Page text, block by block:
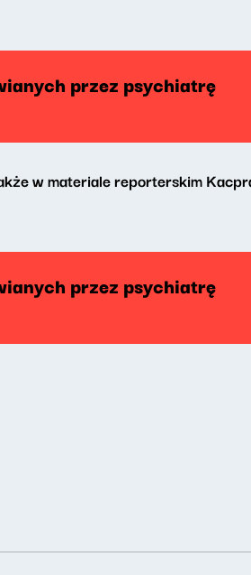
przez psychiatrę
w materiale reporterskim
przez psychiatrę